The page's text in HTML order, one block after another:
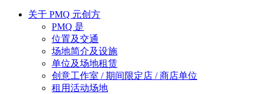
关于 PMQ 元创方
PMQ 是
位置及交通
场地简介及设施
单位及场地租赁
创意工作室 / 期间限定店 / 商店单位
租用活动场地